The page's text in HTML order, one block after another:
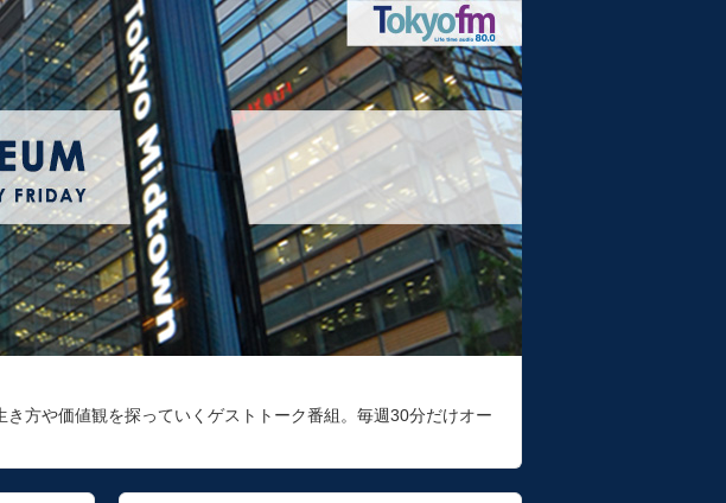
方や価値観を探っていくゲストトーク番組。毎週30分だけオー